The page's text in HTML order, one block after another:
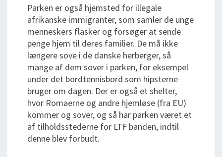
Parken er også hjemsted for illegale
afrikanske immigranter, som samler de unge
menneskers flasker og forsøger at sende
penge hjem til deres familier. De må ikke
længere sove i de danske herberger, så
mange af dem sover i parken, for eksempel
under det bordtennisbord som hipsterne
bruger om dagen. Der er også et shelter,
hvor Romaerne og andre hjemløse (fra EU)
kommer og sover, og så har parken været et
af tilholdsstederne for LTF banden, indtil
denne blev forbudt.